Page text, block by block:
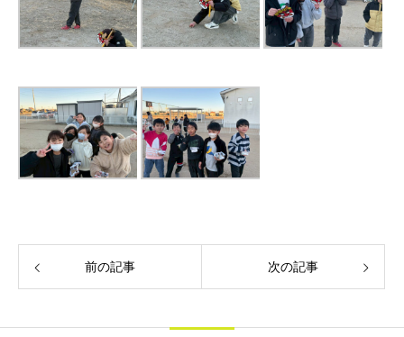
前の記事 次の記事